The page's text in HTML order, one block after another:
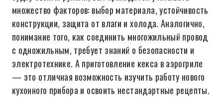
множество факторов: выбор материала, устойчивость
конструкции, защита от влаги и холода. Аналогично,
понимание того, как соединить многожильный провод
с одножильным, требует знаний о безопасности и
электротехнике. А приготовление кекса в аэрогриле
— это отличная возможность изучить работу нового
кухонного прибора и освоить нестандартные рецепты.